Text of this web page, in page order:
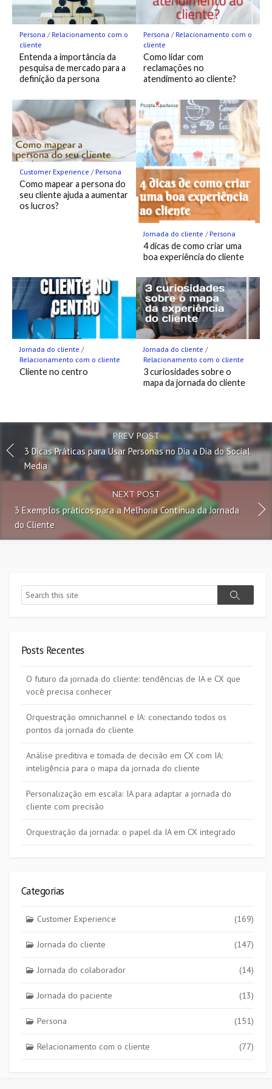
Persona / Relacionamento com o
cliente
Entenda a importância da
pesquisa de mercado para a
definição da persona
Persona / Relacionamento com o
cliente
Como lidar com
reclamações no
atendimento ao cliente?
Customer Experience / Persona
Como mapear a persona do
seu cliente ajuda a aumentar
os lucros?
Jornada do cliente / Persona
4 dicas de como criar uma
boa experiência do cliente
Jornada do cliente /
Relacionamento com o cliente
Cliente no centro
Jornada do cliente /
Relacionamento com o cliente
3 curiosidades sobre o
mapa da jornada do cliente
PREV POST
3 Dicas Práticas para Usar Personas no Dia a Dia do Social
Media
NEXT POST
3 Exemplos práticos para a Melhoria Contínua da Jornada
do Cliente
Search
Search
Posts Recentes
O futuro da jornada do cliente: tendências de IA e CX que
você precisa conhecer
Orquestração omnichannel e IA: conectando todos os
pontos da jornada do cliente
Análise preditiva e tomada de decisão em CX com IA:
inteligência para o mapa da jornada do cliente
Personalização em escala: IA para adaptar a jornada do
cliente com precisão
Orquestração da jornada: o papel da IA em CX integrado
Categorias
Customer Experience (169)
Jornada do cliente (147)
Jornada do colaborador (14)
Jornada do paciente (13)
Persona (151)
Relacionamento com o cliente (77)